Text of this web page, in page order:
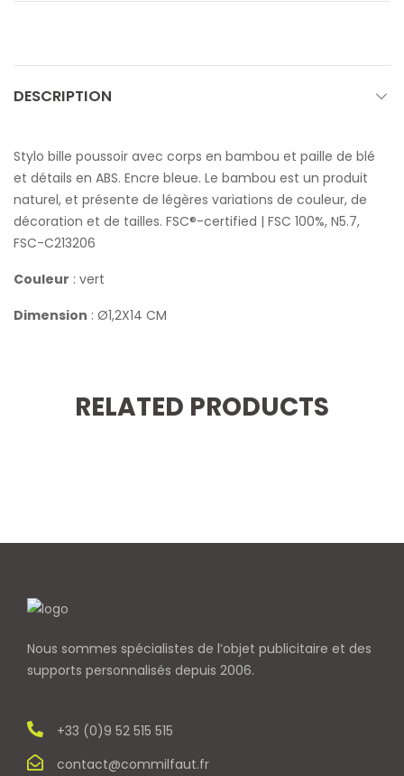
DESCRIPTION
Stylo bille poussoir avec corps en bambou et paille de blé
et détails en ABS. Encre bleue. Le bambou est un produit
naturel, et présente de légères variations de couleur, de
décoration et de tailles. FSC®-certified | FSC 100%, N5.7,
FSC-C213206
Couleur : vert
Dimension : Ø1,2X14 CM
RELATED PRODUCTS
Nous sommes spécialistes de l’objet publicitaire et des
supports personnalisés depuis 2006.
+33 (0)9 52 515 515
contact@commilfaut.fr